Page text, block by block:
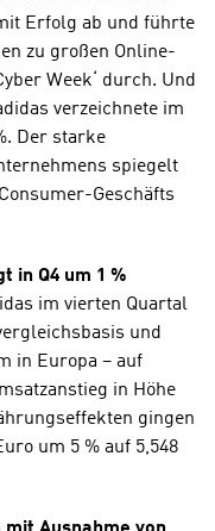
Erfolg ab und führte
zu großen Online-
Week‘ durch. Und
verzeichnete im
Der starke
spiegelt
Geschäfts
in Q4 um 1 %
im vierten Quartal
und
in Europa – auf
in Höhe
gingen
um 5 % auf 5,548